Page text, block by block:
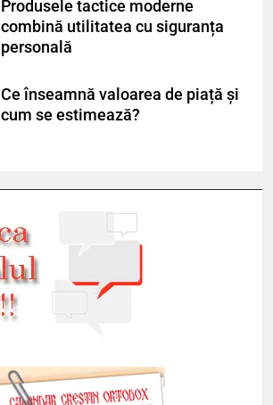
Produsele tactice moderne
combină utilitatea cu siguranța
personală
Ce înseamnă valoarea de piață și
cum se estimează?